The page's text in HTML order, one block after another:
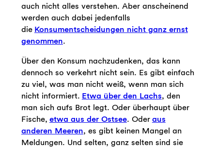
auch nicht alles verstehen. Aber anscheinend
werden auch dabei jedenfalls
die Konsumentscheidungen nicht ganz ernst
genommen.
Über den Konsum nachzudenken, das kann
dennoch so verkehrt nicht sein. Es gibt einfach
zu viel, was man nicht weiß, wenn man sich
nicht informiert. Etwa über den Lachs, den
man sich aufs Brot legt. Oder überhaupt über
Fische, etwa aus der Ostsee. Oder aus
anderen Meeren, es gibt keinen Mangel an
Meldungen. Und selten, ganz selten sind sie